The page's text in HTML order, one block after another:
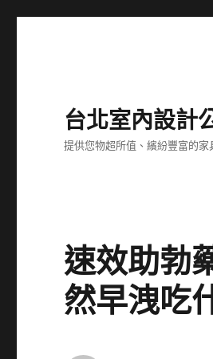
台北室內設計
提供您物超所值、繽紛豐富的
速效助勃
然早洩吃